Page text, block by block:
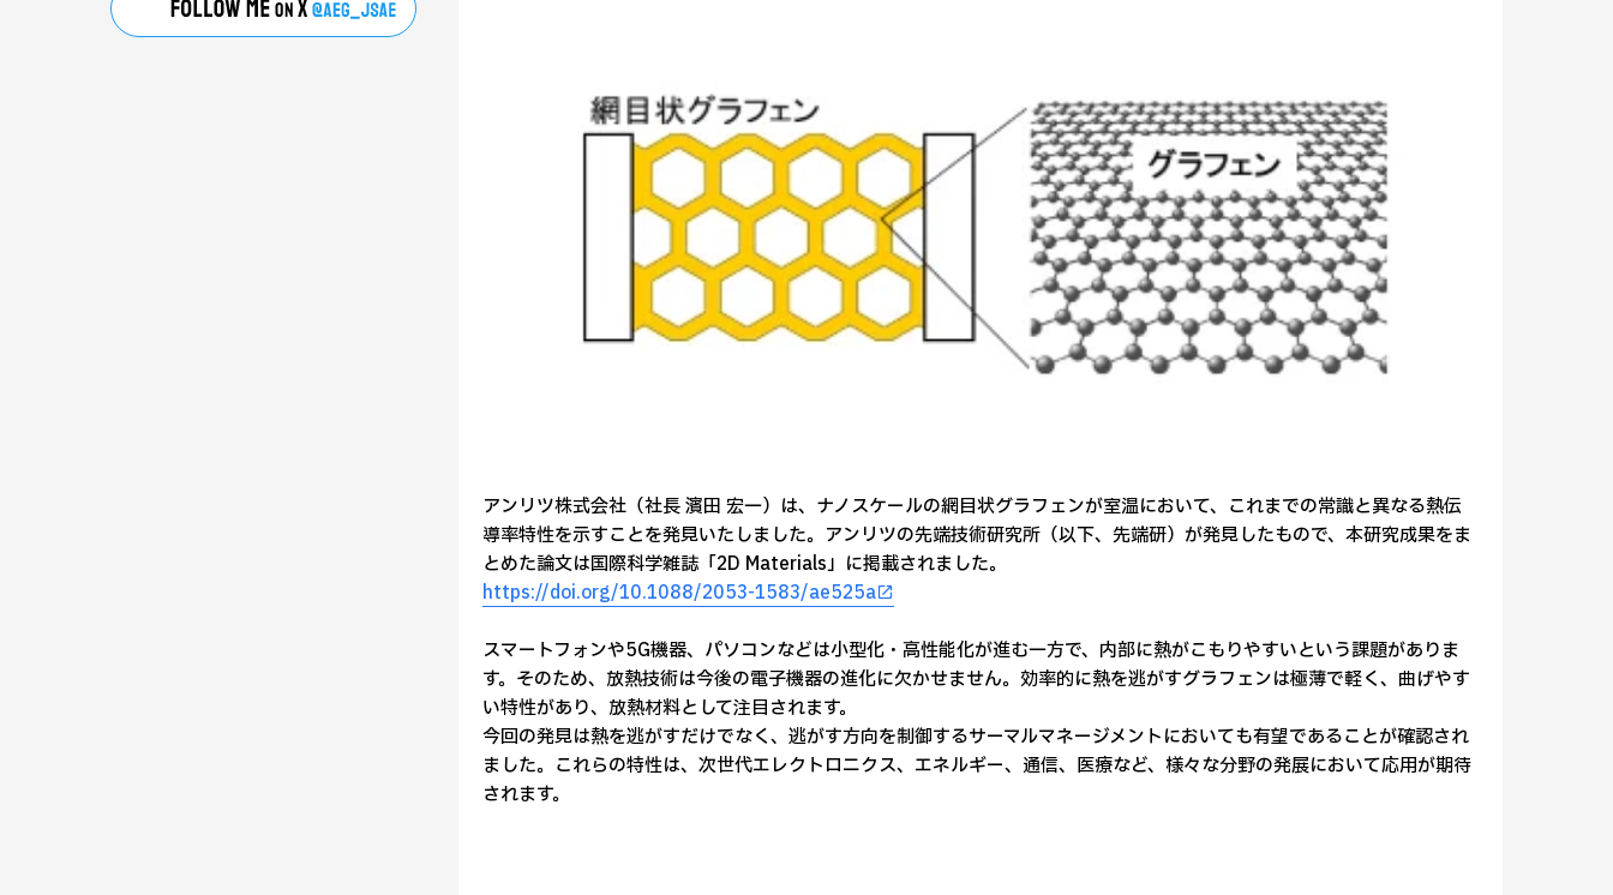
アンリツ株式会社（社長 濱田 宏一）は、ナノスケールの網目状グラフェンが室温において、これまでの常識と異なる熱伝
導率特性を示すことを発見いたしました。アンリツの先端技術研究所（以下、先端研）が発見したもので、本研究成果をま
とめた論文は国際科学雑誌「2D Materials」に掲載されました。
https://doi.org/10.1088/2053-1583/ae525a
スマートフォンや5G機器、パソコンなどは小型化・高性能化が進む一方で、内部に熱がこもりやすいという課題がありま
す。そのため、放熱技術は今後の電子機器の進化に欠かせません。効率的に熱を逃がすグラフェンは極薄で軽く、曲げやす
い特性があり、放熱材料として注目されます。
今回の発見は熱を逃がすだけでなく、逃がす方向を制御するサーマルマネージメントにおいても有望であることが確認され
ました。これらの特性は、次世代エレクトロニクス、エネルギー、通信、医療など、様々な分野の発展において応用が期待
されます。